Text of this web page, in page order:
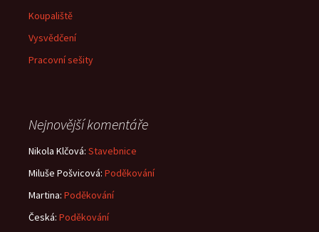
Koupaliště
Vysvědčení
Pracovní sešity
Nejnovější komentáře
Nikola Klčová: Stavebnice
Miluše Pošvicová: Poděkování
Martina: Poděkování
Česká: Poděkování